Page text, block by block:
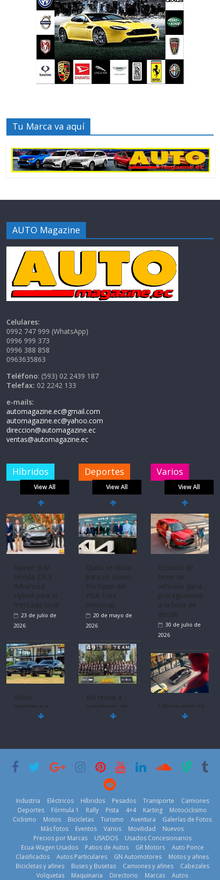
Tu Marca va aquí
AUTO Magazine
Celulares:
0992 747 999 (WhatsApp)
0996 999 373
0996 388 858
0963635863
Teléfono: (593) 02 2439 187
Telefax: 02 2242 133
e-mails:
automagazine.ec@gmail.com
automagazine.ec@yahoo.com
direccion@automagazine.ec
ventas@automagazine.ec
Híbridos
View All
Nuevo SUV
Honda ZR-V
Advanced
Hybrid para el
mercado local
23 de julio de
2026
Volvo
reingresa a
Ecuador de la
18 de julio de
2026
Mercado
automotor
ecuatoriano
creció un 28%
Deportes
View All
Quito se alista
para un nuevo
Kia Open del
PGA Tour
Americas
20 de mayo de
2026
Kia reúne a
jugadores de
fútbol de todo
2026
La Vuelta al
Ecuador 2026,
edición 47ª,
recorre 7
provincias en 8
Varios
View All
El costo de
tener un
vehículo gana
protagonismo
a la hora de
decidir
30 de julio de
2026
Ultima película
‘Spider‑Man:
29 de julio de
¿Qué puede
pasar con tu
vehículo si
permanece
Industria Eléctricos Híbridos Pesados Transporte
Camiones
Deportes
Fórmula 1 Rally Pista 4×4 Karting
Motociclismo
Ciclismo
Motos Bicicletas Turismo Aventura
Galerías de Fotos
Más fotos
Eventos Varios Movilidad
Nuevos
Precios por Marcas
USADOS
Usados Concesionarios
Ecua-Wagen Usados
Patios de Autos GR Motors
Auto Ponce
Clasificados
Autos Particulares GN Automotores
Motos y afines
Bicicletas y afines
Buses y Busetas Camiones y afines
Cabezales
Volquetas
Maquinaria Directorio Marcas Autos